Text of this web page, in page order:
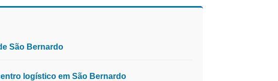
São Bernardo
logístico em São Bernardo